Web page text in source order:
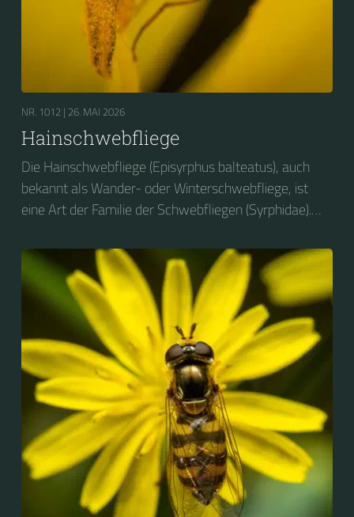
NR. 1012 | 26. MAI 2026
Hainschwebfliege
Die Hainschwebfliege (Episyrphus balteatus), auch
bekannt als Wander- oder Winterschwebfliege, ist
eine Art der Familie der Schwebfliegen (Syrphidae).
gewählt....